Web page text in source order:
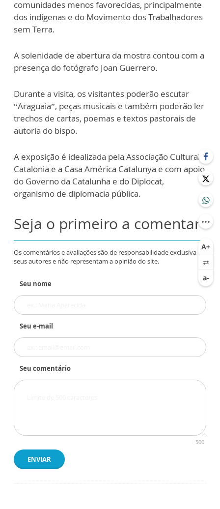
comunidades menos favorecidas, principalmente
dos indígenas e do Movimento dos Trabalhadores
sem Terra.
A solenidade de abertura da mostra contou com a
presença do fotógrafo Joan Guerrero.
Durante a visita, os visitantes poderão escutar
“Araguaia”, peças musicais e também poderão ler
trechos de cartas, poemas e textos pastorais de
autoria do bispo.
A exposição é idealizada pela Associação Cultural
Catalonia e a Casa América Catalunya e com apoio
do Governo da Catalunha e do Diplocat,
organismo de diplomacia pública.
Seja o primeiro a comentar
Os comentários e avaliações são de responsabilidade exclusiva de
seus autores e não representam a opinião do site.
Seu nome
Seu e-mail
Seu comentário
500
ENVIAR